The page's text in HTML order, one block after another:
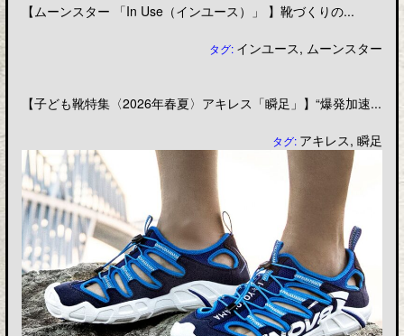
【ムーンスター 「In Use（インユース）」 】靴づくりの...
タグ: インユース, ムーンスター
【子ども靴特集〈2026年春夏〉アキレス「瞬足」】“爆発加速...
タグ: アキレス,瞬足